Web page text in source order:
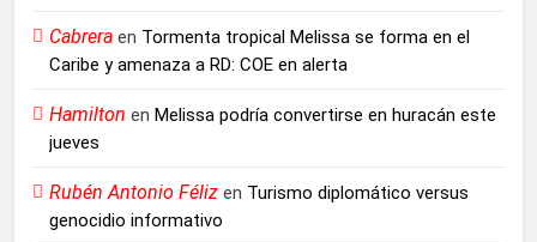
Cabrera en Tormenta tropical Melissa se forma en el
Caribe y amenaza a RD: COE en alerta
Hamilton en Melissa podría convertirse en huracán este
jueves
Rubén Antonio Féliz en Turismo diplomático versus
genocidio informativo